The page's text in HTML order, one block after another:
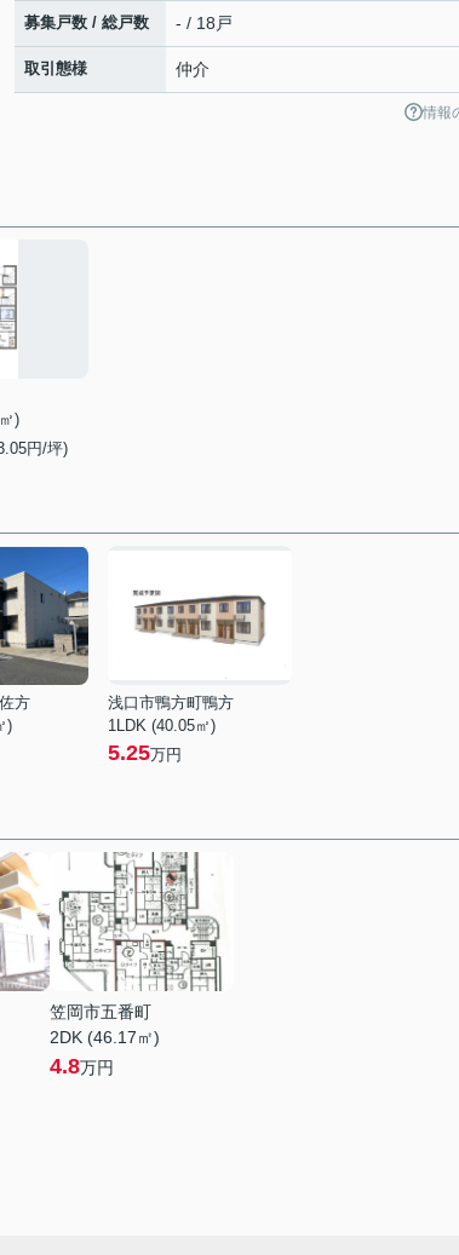
募集戸数 / 総戸数 - / 18戸
取引態様 仲介
情報
)
円/坪)
方
)
浅口市鴨方町鴨方
1LDK (40.05㎡)
5.25万円
笠岡市五番町
2DK (46.17㎡)
4.8万円